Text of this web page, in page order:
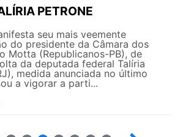
PETRONE
seu mais veemente
do presidente da Câmara dos
Motta (Republicanos-PB), de
da deputada federal Talíria
medida anunciada no último
a vigorar a parti...